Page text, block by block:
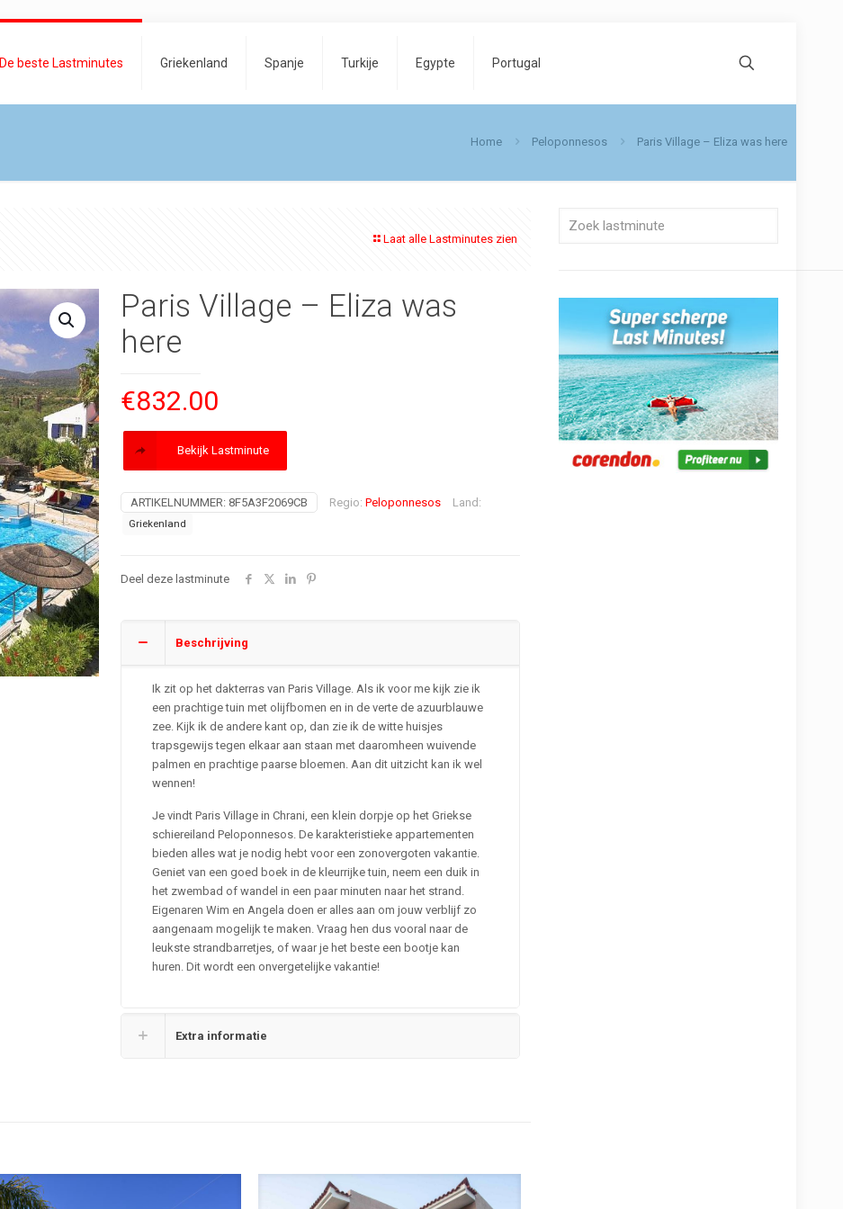
De beste Lastminutes Griekenland Spanje Turkije Egypte Portugal
Home Peloponnesos Paris Village – Eliza was here
Laat alle Lastminutes zien
Paris Village – Eliza was
here
€832.00
Bekijk Lastminute
ARTIKELNUMMER: 8F5A3F2069CB Regio:Peloponnesos Land:
Griekenland
Deel deze lastminute
Beschrijving
Ik zit op het dakterras van Paris Village. Als ik voor me kijk zie ik
een prachtige tuin met olijfbomen en in de verte de azuurblauwe
zee. Kijk ik de andere kant op, dan zie ik de witte huisjes
trapsgewijs tegen elkaar aan staan met daaromheen wuivende
palmen en prachtige paarse bloemen. Aan dit uitzicht kan ik wel
wennen!
Je vindt Paris Village in Chrani, een klein dorpje op het Griekse
schiereiland Peloponnesos. De karakteristieke appartementen
bieden alles wat je nodig hebt voor een zonovergoten vakantie.
Geniet van een goed boek in de kleurrijke tuin, neem een duik in
het zwembad of wandel in een paar minuten naar het strand.
Eigenaren Wim en Angela doen er alles aan om jouw verblijf zo
aangenaam mogelijk te maken. Vraag hen dus vooral naar de
leukste strandbarretjes, of waar je het beste een bootje kan
huren. Dit wordt een onvergetelijke vakantie!
Extra informatie